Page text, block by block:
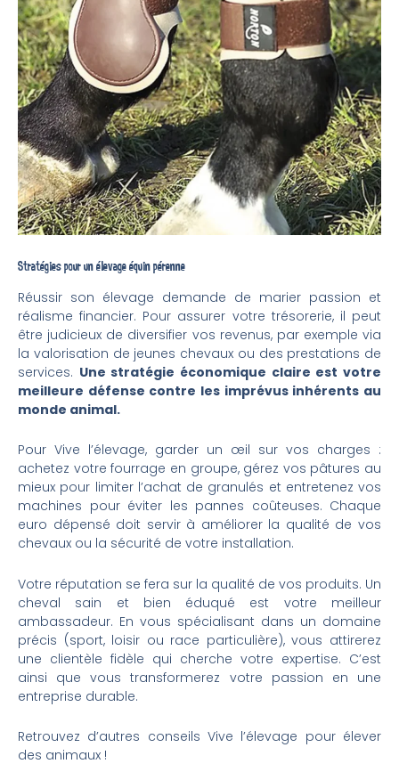
Stratégies pour un élevage équin pérenne
Réussir son élevage demande de marier passion et
réalisme financier. Pour assurer votre trésorerie, il peut
être judicieux de diversifier vos revenus, par exemple via
la valorisation de jeunes chevaux ou des prestations de
services. Une stratégie économique claire est votre
meilleure défense contre les imprévus inhérents au
monde animal.
Pour Vive l’élevage, garder un œil sur vos charges :
achetez votre fourrage en groupe, gérez vos pâtures au
mieux pour limiter l’achat de granulés et entretenez vos
machines pour éviter les pannes coûteuses. Chaque
euro dépensé doit servir à améliorer la qualité de vos
chevaux ou la sécurité de votre installation.
Votre réputation se fera sur la qualité de vos produits. Un
cheval sain et bien éduqué est votre meilleur
ambassadeur. En vous spécialisant dans un domaine
précis (sport, loisir ou race particulière), vous attirerez
une clientèle fidèle qui cherche votre expertise. C’est
ainsi que vous transformerez votre passion en une
entreprise durable.
Retrouvez d’autres conseils Vive l’élevage pour élever
des animaux !